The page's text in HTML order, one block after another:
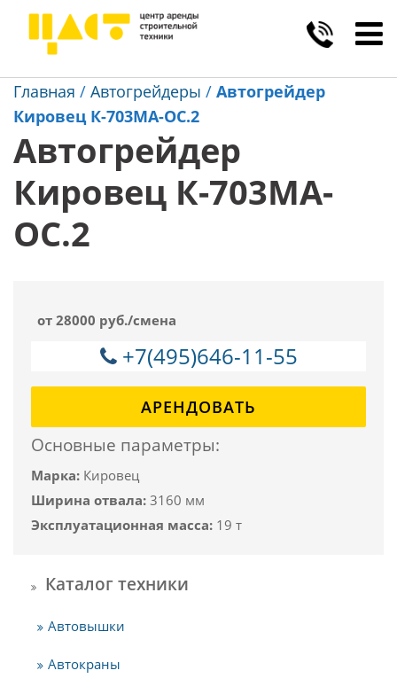
Главная / Автогрейдеры / Автогрейдер
Кировец К-703МА-ОС.2
Автогрейдер
Кировец К-703МА-
ОС.2
от 28000 руб./смена
+7(495)646-11-55
АРЕНДОВАТЬ
Основные параметры:
Марка: Кировец
Ширина отвала: 3160 мм
Эксплуатационная масса: 19 т
Каталог техники
Автовышки
Автокраны